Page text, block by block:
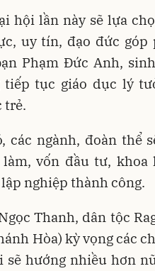
hội lần này sẽ lựa
uy tín, đạo đức góp
Phạm Đức Anh,
tiếp tục giáo dục lý
trẻ.
các ngành, đoàn thể
làm, vốn đầu tư,
nghiệp thành công.
Thanh, dân tộc
Hòa) kỳ vọng các
sẽ hướng nhiều hơn